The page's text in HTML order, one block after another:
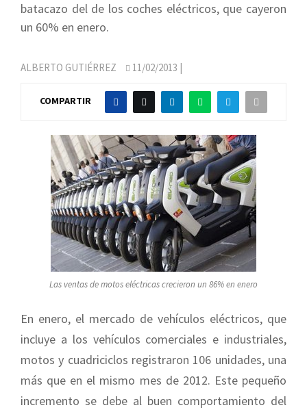
batacazo del de los coches eléctricos, que cayeron
un 60% en enero.
ALBERTO GUTIÉRREZ 11/02/2013 |
COMPARTIR
Las ventas de motos eléctricas crecieron un 86% en enero
En enero, el mercado de vehículos eléctricos, que
incluye a los vehículos comerciales e industriales,
motos y cuadriciclos registraron 106 unidades, una
más que en el mismo mes de 2012. Este pequeño
incremento se debe al buen comportamiento del